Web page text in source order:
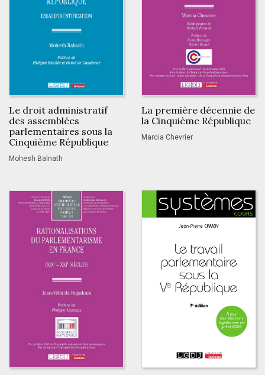
Le droit administratif
des assemblées
parlementaires sous la
Cinquième République
Mohesh Balnath
La première décennie de
la Cinquième République
Marcia Chevrier